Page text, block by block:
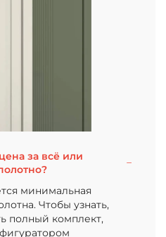
за всё или
минимальная
Чтобы узнать,
полный комплект,